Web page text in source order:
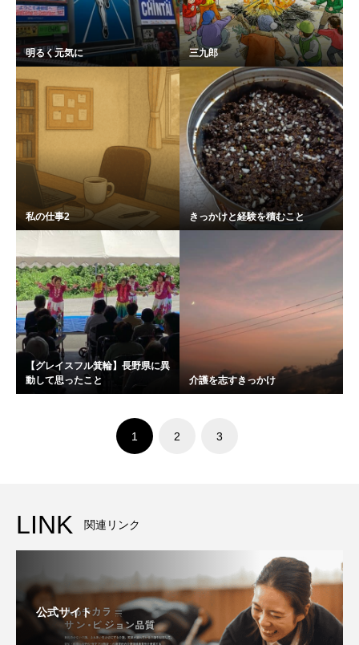
明るく元気に 三九郎
私の仕事2 きっかけと経験を積むこと
【グレイスフル箕輪】長野県に異
動して思ったこと
介護を志すきっかけ
1 2 3
LINK 関連リンク
公式サイト